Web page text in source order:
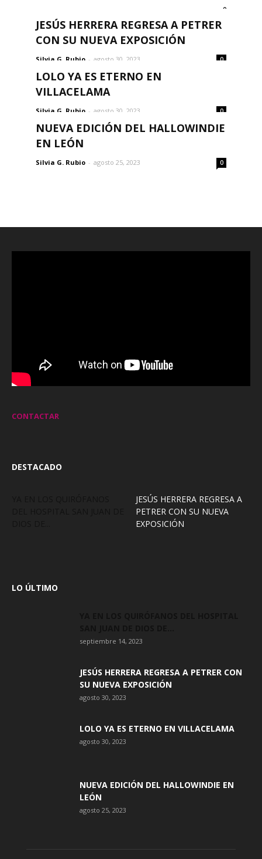
0
JESÚS HERRERA REGRESA A PETRER
CON SU NUEVA EXPOSICIÓN
Silvia G. Rubio - agosto 30, 2023 0
LOLO YA ES ETERNO EN
VILLACELAMA
Silvia G. Rubio - agosto 30, 2023 0
NUEVA EDICIÓN DEL HALLOWINDIE
EN LEÓN
Silvia G. Rubio - agosto 25, 2023 0
CONTACTAR
DESTACADO
JESÚS HERRERA REGRESA A
PETRER CON SU NUEVA
EXPOSICIÓN
LO ÚLTIMO
septiembre 14, 2023
JESÚS HERRERA REGRESA A PETRER CON
SU NUEVA EXPOSICIÓN
agosto 30, 2023
LOLO YA ES ETERNO EN VILLACELAMA
agosto 30, 2023
NUEVA EDICIÓN DEL HALLOWINDIE EN
LEÓN
agosto 25, 2023